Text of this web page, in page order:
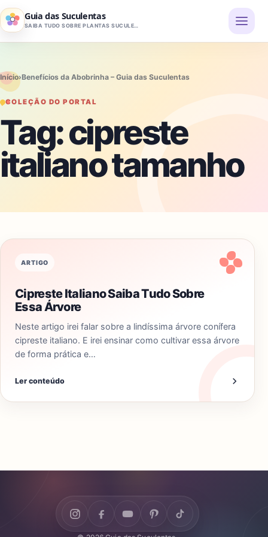
Pular para o conteúdo
Guia das Suculentas
SAIBA TUDO SOBRE PLANTAS SUCULENTAS
Início›Benefícios da Abobrinha – Guia das Suculentas
COLEÇÃO DO PORTAL
Tag:cipreste
italiano tamanho
ARTIGO
Cipreste Italiano Saiba Tudo Sobre
Essa Árvore
Neste artigo irei falar sobre a lindíssima árvore conífera
cipreste italiano. E irei ensinar como cultivar essa árvore
de forma prática e…
Ler conteúdo